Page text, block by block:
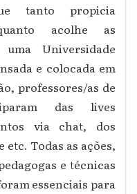
tanto propicia
acolhe as
Universidade
e colocada em
professores/as de
das lives
via chat, dos
Todas as ações,
e técnicas
essenciais para